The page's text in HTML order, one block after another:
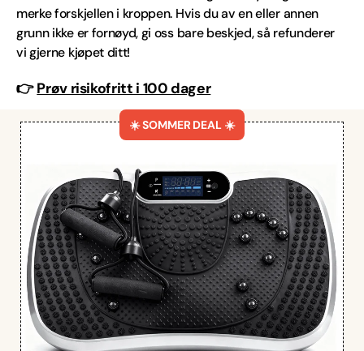
merke forskjellen i kroppen. Hvis du av en eller annen
grunn ikke er fornøyd, gi oss bare beskjed, så refunderer
vi gjerne kjøpet ditt!
👉Prøv risikofritt i 100 dager
☀️ SOMMER DEAL ☀️